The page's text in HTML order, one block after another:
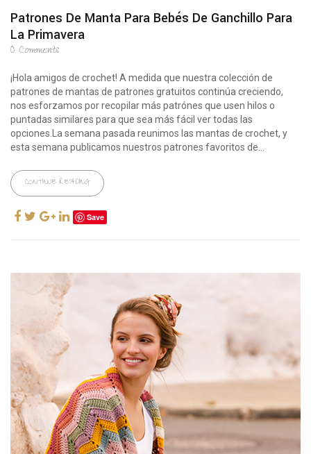
Patrones De Manta Para Bebés De Ganchillo Para
La Primavera
0 Comments
¡Hola amigos de crochet! A medida que nuestra colección de
patrones de mantas de patrones gratuitos continúa creciendo,
nos esforzamos por recopilar más patrónes que usen hilos o
puntadas similares para que sea más fácil ver todas las
opciones.La semana pasada reunimos las mantas de crochet, y
esta semana publicamos nuestros patrones favoritos de...
CONTINUE READING
Save